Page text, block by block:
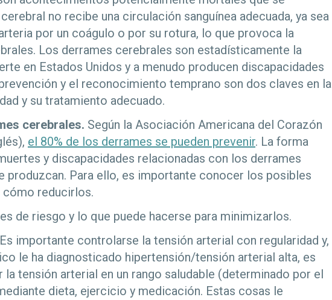
no recibe una circulación sanguínea adecuada, ya sea
por un coágulo o por su rotura, lo que provoca la
Los derrames cerebrales son estadísticamente la
en Estados Unidos y a menudo producen discapacidades
y el reconocimiento temprano son dos claves en la
y su tratamiento adecuado.
cerebrales. Según la Asociación Americana del Corazón
el 80% de los derrames se pueden prevenir. La forma
y discapacidades relacionadas con los derrames
produzcan. Para ello, es importante conocer los posibles
reducirlos.
de riesgo y lo que puede hacerse para minimizarlos.
importante controlarse la tensión arterial con regularidad y,
le ha diagnosticado hipertensión/tensión arterial alta, es
la tensión arterial en un rango saludable (determinado por el
dieta, ejercicio y medicación. Estas cosas le